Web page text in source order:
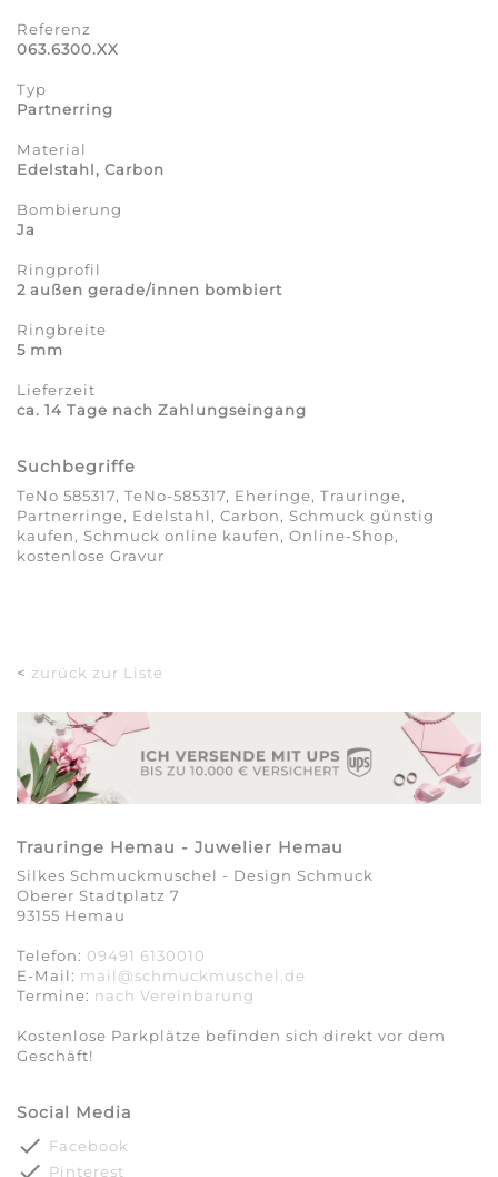
Referenz
063.6300.XX
Typ
Partnerring
Material
Edelstahl, Carbon
Bombierung
Ja
Ringprofil
2 außen gerade/innen bombiert
Ringbreite
5 mm
Lieferzeit
ca. 14 Tage nach Zahlungseingang
Suchbegriffe
TeNo 585317, TeNo-585317, Eheringe, Trauringe,
Partnerringe, Edelstahl, Carbon, Schmuck günstig
kaufen, Schmuck online kaufen, Online-Shop,
kostenlose Gravur
< zurück zur Liste
Trauringe Hemau - Juwelier Hemau
Silkes Schmuckmuschel - Design Schmuck
Oberer Stadtplatz 7
93155 Hemau
Telefon: 09491 6130010
E-Mail: mail@schmuckmuschel.de
Termine: nach Vereinbarung​​​​​​​
Kostenlose Parkplätze befinden sich direkt vor dem
Geschäft!
Social Media
done Facebook
done Pinterest